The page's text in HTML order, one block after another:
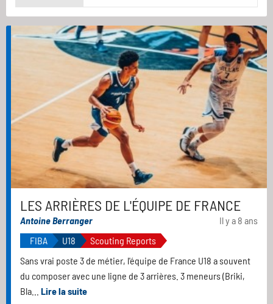
LES ARRIÈRES DE L'ÉQUIPE DE FRANCE
Antoine Berranger
Il y a 8 ans
FIBA
U18
Scouting Reports
Sans vrai poste 3 de métier, l'équipe de France U18 a souvent
du composer avec une ligne de 3 arrières. 3 meneurs (Briki,
Bla... Lire la suite